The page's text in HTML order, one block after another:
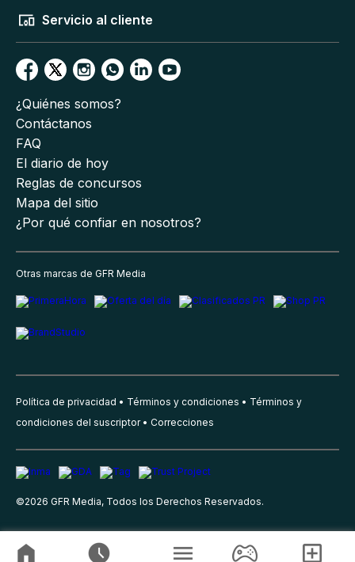
Servicio al cliente
¿Quiénes somos?
Contáctanos
FAQ
El diario de hoy
Reglas de concursos
Mapa del sitio
¿Por qué confiar en nosotros?
Otras marcas de GFR Media
Política de privacidad Términos y condiciones
Términos y
condiciones del suscriptor
Correcciones
©2026 GFR Media, Todos los Derechos Reservados.